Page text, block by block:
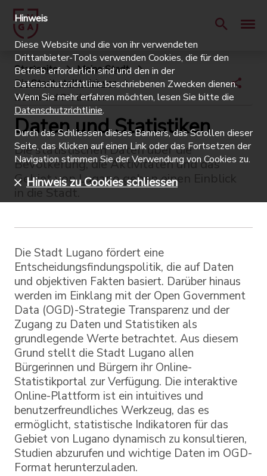
Startseite
Meine Stadt
Die Stadt stellt sich vor
Daten und Statistiken
Daten und Statistiken
Die statistischen Daten über die
Bevölkerung, die Aktivitäten und das
Gebiet von Lugano geben einen Einblick
in die Stadt.
Die Stadt Lugano fördert eine
Entscheidungsfindungspolitik, die auf Daten
und objektiven Fakten basiert. Darüber hinaus
werden im Einklang mit der Open Government
Data (OGD)-Strategie Transparenz und der
Zugang zu Daten und Statistiken als
grundlegende Werte betrachtet. Aus diesem
Grund stellt die Stadt Lugano allen
Bürgerinnen und Bürgern ihr Online-
Statistikportal zur Verfügung. Die interaktive
Online-Plattform ist ein intuitives und
benutzerfreundliches Werkzeug, das es
ermöglicht, statistische Indikatoren für das
Gebiet von Lugano dynamisch zu konsultieren,
Studien abzurufen und wichtige Daten im OGD-
Format herunterzuladen.
Hinweis
Diese Website und die von ihr verwendeten
Drittanbieter-Tools verwenden Cookies, die für den
Betrieb erforderlich sind und den in der
Datenschutzrichtlinie beschriebenen Zwecken dienen.
Wenn Sie mehr erfahren möchten, lesen Sie bitte die
Datenschutzrichtlinie.
Durch das Schliessen dieses Banners, das Scrollen dieser
Seite, das Klicken auf einen Link oder das Fortsetzen der
Navigation stimmen Sie der Verwendung von Cookies zu.
Hinweis zu Cookies schliessen